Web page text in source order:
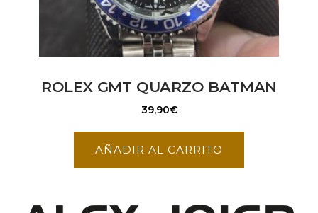
ROLEX GMT QUARZO BATMAN
39,90€
AÑADIR AL CARRITO